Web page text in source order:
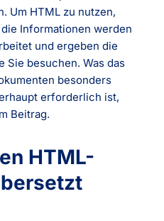
Um HTML zu nutzen,
Informationen werden
und ergeben die
Sie besuchen. Was das
besonders
erforderlich ist,
Beitrag.
HTML-